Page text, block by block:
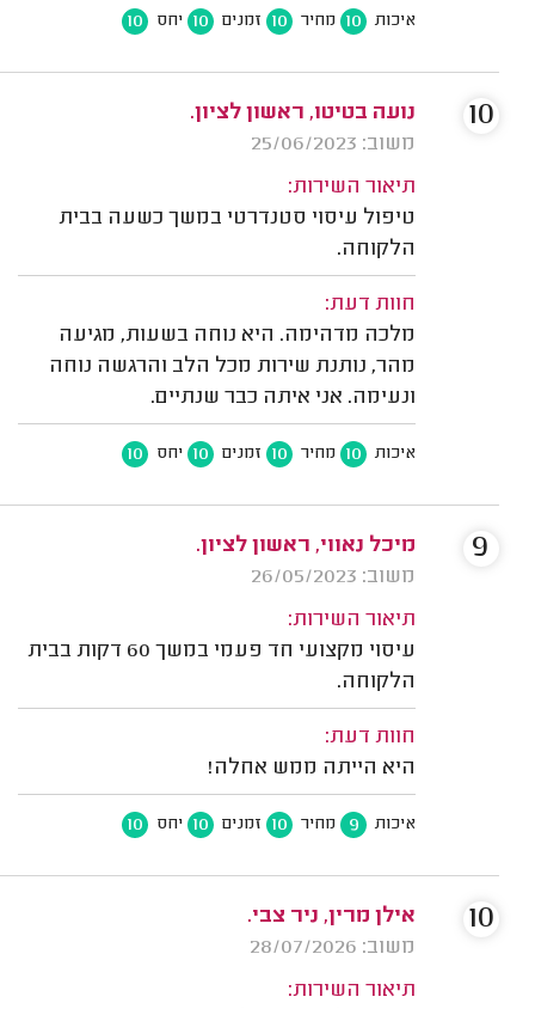
איכות 10 מחיר 10 זמנים 10 יחס 10
נועה בטיטו, ראשון לציון.
משוב: 25/06/2023
תיאור השירות:
טיפול עיסוי סטנדרטי במשך כשעה בבית
הלקוחה.
חוות דעת:
מלכה מדהימה. היא נוחה בשעות, מגיעה
מהר, נותנת שירות מכל הלב והרגשה נוחה
ונעימה. אני איתה כבר שנתיים.
איכות 10 מחיר 10 זמנים 10 יחס 10
10
מיכל נאווי, ראשון לציון.
משוב: 26/05/2023
תיאור השירות:
עיסוי מקצועי חד פעמי במשך 60 דקות בבית
הלקוחה.
חוות דעת:
היא הייתה ממש אחלה!
איכות 9 מחיר 10 זמנים 10 יחס 10
9
אילן מרין, ניר צבי.
משוב: 28/07/2026
תיאור השירות:
10